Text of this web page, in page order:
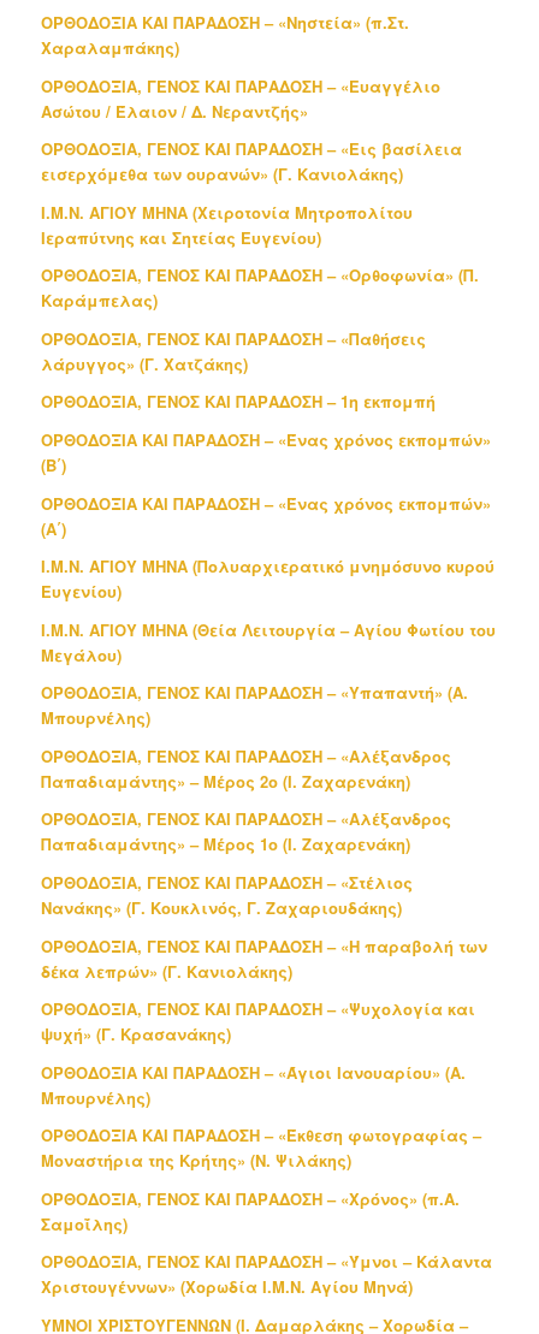
ΟΡΘΟΔΟΞΙΑ ΚΑΙ ΠΑΡΑΔΟΣΗ – «Νηστεία» (π.Στ.
Χαραλαμπάκης)
ΟΡΘΟΔΟΞΙΑ, ΓΕΝΟΣ ΚΑΙ ΠΑΡΑΔΟΣΗ – «Ευαγγέλιο
Ασώτου / Έλαιον / Δ. Νεραντζής»
ΟΡΘΟΔΟΞΙΑ, ΓΕΝΟΣ ΚΑΙ ΠΑΡΑΔΟΣΗ – «Εις βασίλεια
εισερχόμεθα των ουρανών» (Γ. Κανιολάκης)
Ι.Μ.Ν. ΑΓΙΟΥ ΜΗΝΑ (Χειροτονία Μητροπολίτου
Ιεραπύτνης και Σητείας Ευγενίου)
ΟΡΘΟΔΟΞΙΑ, ΓΕΝΟΣ ΚΑΙ ΠΑΡΑΔΟΣΗ – «Ορθοφωνία» (Π.
Καράμπελας)
ΟΡΘΟΔΟΞΙΑ, ΓΕΝΟΣ ΚΑΙ ΠΑΡΑΔΟΣΗ – «Παθήσεις
λάρυγγος» (Γ. Χατζάκης)
ΟΡΘΟΔΟΞΙΑ, ΓΕΝΟΣ ΚΑΙ ΠΑΡΑΔΟΣΗ – 1η εκπομπή
ΟΡΘΟΔΟΞΙΑ ΚΑΙ ΠΑΡΑΔΟΣΗ – «Ένας χρόνος εκπομπών»
(Β΄)
ΟΡΘΟΔΟΞΙΑ ΚΑΙ ΠΑΡΑΔΟΣΗ – «Ένας χρόνος εκπομπών»
(Α΄)
Ι.Μ.Ν. ΑΓΙΟΥ ΜΗΝΑ (Πολυαρχιερατικό μνημόσυνο κυρού
Ευγενίου)
Ι.Μ.Ν. ΑΓΙΟΥ ΜΗΝΑ (Θεία Λειτουργία – Αγίου Φωτίου του
Μεγάλου)
ΟΡΘΟΔΟΞΙΑ, ΓΕΝΟΣ ΚΑΙ ΠΑΡΑΔΟΣΗ – «Υπαπαντή» (Α.
Μπουρνέλης)
ΟΡΘΟΔΟΞΙΑ, ΓΕΝΟΣ ΚΑΙ ΠΑΡΑΔΟΣΗ – «Αλέξανδρος
Παπαδιαμάντης» – Μέρος 2ο (Ι. Ζαχαρενάκη)
ΟΡΘΟΔΟΞΙΑ, ΓΕΝΟΣ ΚΑΙ ΠΑΡΑΔΟΣΗ – «Αλέξανδρος
Παπαδιαμάντης» – Μέρος 1ο (Ι. Ζαχαρενάκη)
ΟΡΘΟΔΟΞΙΑ, ΓΕΝΟΣ ΚΑΙ ΠΑΡΑΔΟΣΗ – «Στέλιος
Νανάκης» (Γ. Κουκλινός, Γ. Ζαχαριουδάκης)
ΟΡΘΟΔΟΞΙΑ, ΓΕΝΟΣ ΚΑΙ ΠΑΡΑΔΟΣΗ – «Η παραβολή των
δέκα λεπρών» (Γ. Κανιολάκης)
ΟΡΘΟΔΟΞΙΑ, ΓΕΝΟΣ ΚΑΙ ΠΑΡΑΔΟΣΗ – «Ψυχολογία και
ψυχή» (Γ. Κρασανάκης)
ΟΡΘΟΔΟΞΙΑ ΚΑΙ ΠΑΡΑΔΟΣΗ – «Άγιοι Ιανουαρίου» (Α.
Μπουρνέλης)
ΟΡΘΟΔΟΞΙΑ ΚΑΙ ΠΑΡΑΔΟΣΗ – «Έκθεση φωτογραφίας –
Μοναστήρια της Κρήτης» (Ν. Ψιλάκης)
ΟΡΘΟΔΟΞΙΑ, ΓΕΝΟΣ ΚΑΙ ΠΑΡΑΔΟΣΗ – «Χρόνος» (π.Α.
Σαμοΐλης)
ΟΡΘΟΔΟΞΙΑ, ΓΕΝΟΣ ΚΑΙ ΠΑΡΑΔΟΣΗ – «Ύμνοι – Κάλαντα
Χριστουγέννων» (Χορωδία Ι.Μ.Ν. Αγίου Μηνά)
ΥΜΝΟΙ ΧΡΙΣΤΟΥΓΕΝΝΩΝ (Ι. Δαμαρλάκης – Χορωδία –